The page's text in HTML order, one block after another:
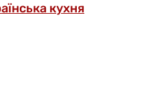
кухня